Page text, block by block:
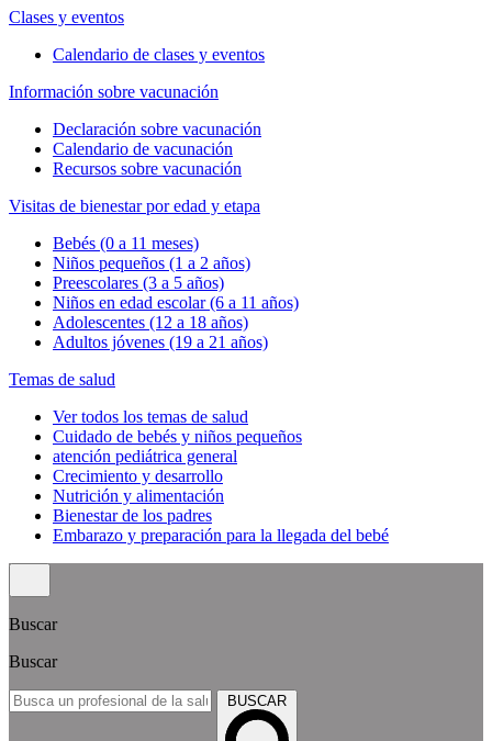
Clases y eventos
Calendario de clases y eventos
Información sobre vacunación
Declaración sobre vacunación
Calendario de vacunación
Recursos sobre vacunación
Visitas de bienestar por edad y etapa
Bebés (0 a 11 meses)
Niños pequeños (1 a 2 años)
Preescolares (3 a 5 años)
Niños en edad escolar (6 a 11 años)
Adolescentes (12 a 18 años)
Adultos jóvenes (19 a 21 años)
Temas de salud
Ver todos los temas de salud
Cuidado de bebés y niños pequeños
atención pediátrica general
Crecimiento y desarrollo
Nutrición y alimentación
Bienestar de los padres
Embarazo y preparación para la llegada del bebé
Buscar
Buscar
BUSCAR